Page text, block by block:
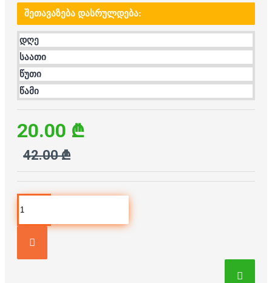
ᲨᲔᲗᲐᲕᲐᲖᲔᲑᲐ ᲓᲐᲡᲠᲣᲚᲓᲔᲑᲐ:
დღე
საათი
წუთი
წამი
20.00 ₾
42.00 ₾